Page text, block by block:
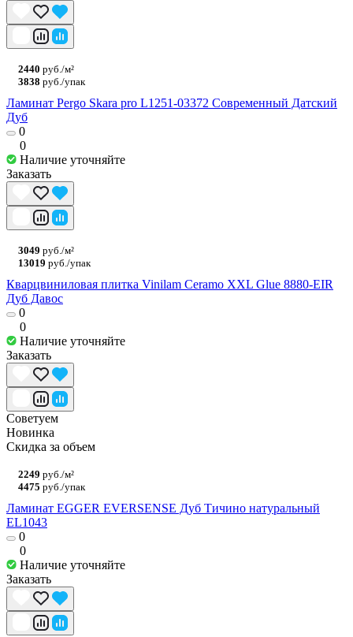
2440 руб./м²
3838 руб./упак
Ламинат Pergo Skara pro L1251-03372 Современный Датский
Дуб
0
0
Наличие уточняйте
Заказать
3049 руб./м²
13019 руб./упак
Кварцвиниловая плитка Vinilam Ceramo XXL Glue 8880-EIR
Дуб Давос
0
0
Наличие уточняйте
Заказать
Советуем
Новинка
Скидка за объем
2249 руб./м²
4475 руб./упак
Ламинат EGGER EVERSENSE Дуб Тичино натуральный
EL1043
0
0
Наличие уточняйте
Заказать